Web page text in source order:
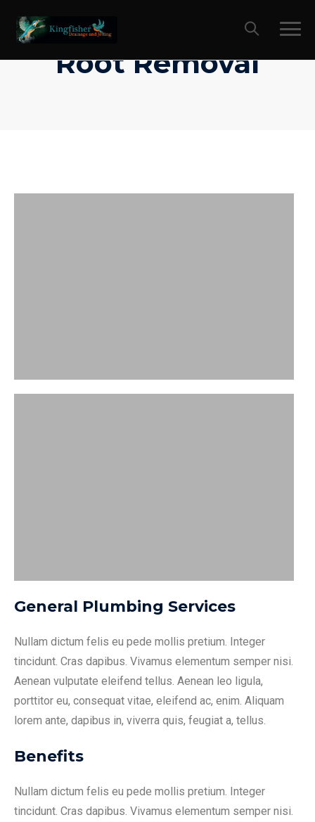
Root Removal
General Plumbing Services
Nullam dictum felis eu pede mollis pretium. Integer
tincidunt. Cras dapibus. Vivamus elementum semper nisi.
Aenean vulputate eleifend tellus. Aenean leo ligula,
porttitor eu, consequat vitae, eleifend ac, enim. Aliquam
lorem ante, dapibus in, viverra quis, feugiat a, tellus.
Benefits
Nullam dictum felis eu pede mollis pretium. Integer
tincidunt. Cras dapibus. Vivamus elementum semper nisi.